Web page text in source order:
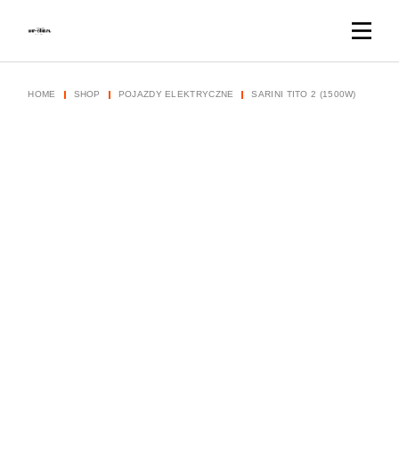
HOME SHOP POJAZDY ELEKTRYCZNE SARINI TITO 2 (1500W)